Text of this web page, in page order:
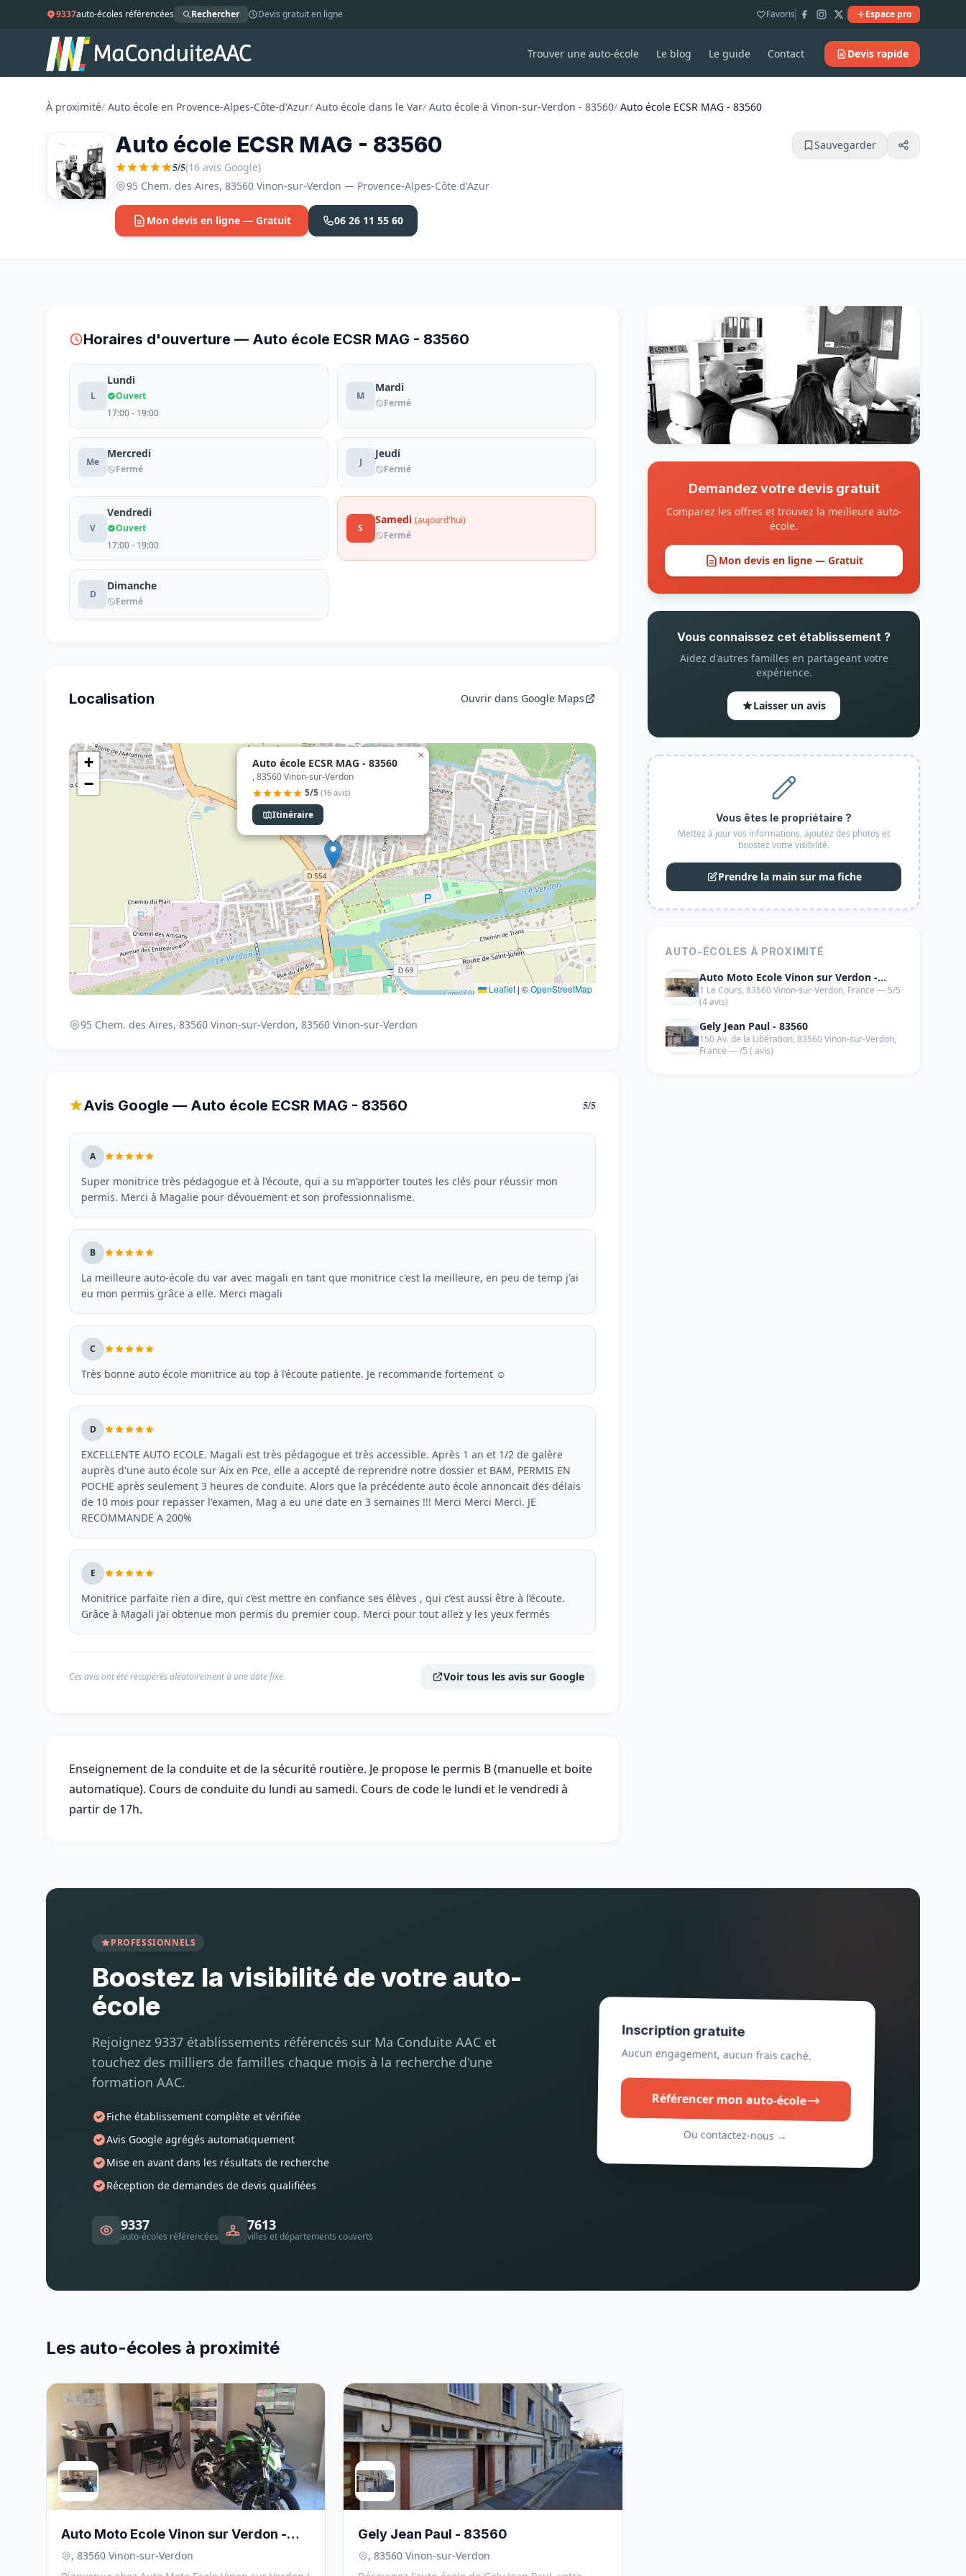
9337auto-écoles référencées Rechercher Devis gratuit en ligne Favoris Espace pro
Trouver une auto-école Le blog Le guide Contact Devis rapide
À proximité/ Auto école en Provence-Alpes-Côte-d'Azur/ Auto école dans le Var/ Auto école à Vinon-sur-Verdon - 83560/ Auto école ECSR MAG - 83560
Auto école ECSR MAG - 83560
5/5(16 avis Google)
95 Chem. des Aires, 83560 Vinon-sur-Verdon — Provence-Alpes-Côte d'Azur
Sauvegarder
Mon devis en ligne — Gratuit 06 26 11 55 60
Horaires d'ouverture — Auto école ECSR MAG - 83560
L
Lundi
Ouvert
17:00 - 19:00
M
Mardi
Fermé
Me
Mercredi
Fermé
J
Jeudi
Fermé
V
Vendredi
Ouvert
17:00 - 19:00
S
Samedi (aujourd'hui)
Fermé
D
Dimanche
Fermé
Localisation Ouvrir dans Google Maps
Auto école ECSR MAG - 83560
, 83560 Vinon-sur-Verdon
5/5 (16 avis)
Itinéraire
×
+
−
Leaflet | ©OpenStreetMap
95 Chem. des Aires, 83560 Vinon-sur-Verdon, 83560 Vinon-sur-Verdon
Avis Google — Auto école ECSR MAG - 83560 5/5
A
Super monitrice très pédagogue et à l'écoute, qui a su m'apporter toutes les clés pour réussir mon
permis. Merci à Magalie pour dévouement et son professionnalisme.
B
La meilleure auto-école du var avec magali en tant que monitrice c'est la meilleure, en peu de temp j'ai
eu mon permis grâce a elle. Merci magali
C
Très bonne auto école monitrice au top à l’écoute patiente. Je recommande fortement ☺️
D
EXCELLENTE AUTO ECOLE. Magali est très pédagogue et très accessible. Après 1 an et 1/2 de galère
auprès d'une auto école sur Aix en Pce, elle a accepté de reprendre notre dossier et BAM, PERMIS EN
POCHE après seulement 3 heures de conduite. Alors que la précédente auto école annoncait des délais
de 10 mois pour repasser l'examen, Mag a eu une date en 3 semaines !!! Merci Merci Merci. JE
RECOMMANDE A 200%
E
Monitrice parfaite rien a dire, qui c’est mettre en confiance ses élèves , qui c’est aussi être à l’écoute.
Grâce à Magali j’ai obtenue mon permis du premier coup. Merci pour tout allez y les yeux fermés
Ces avis ont été récupérés aléatoirement à une date fixe. Voir tous les avis sur Google
Enseignement de la conduite et de la sécurité routière. Je propose le permis B (manuelle et boite
automatique). Cours de conduite du lundi au samedi. Cours de code le lundi et le vendredi à
partir de 17h.
Demandez votre devis gratuit
Comparez les offres et trouvez la meilleure auto-
école.
Mon devis en ligne — Gratuit
Vous connaissez cet établissement ?
Aidez d'autres familles en partageant votre
expérience.
Laisser un avis
Vous êtes le propriétaire ?
Mettez à jour vos informations, ajoutez des photos et
boostez votre visibilité.
Prendre la main sur ma fiche
AUTO-ÉCOLES À PROXIMITÉ
Auto Moto Ecole Vinon sur Verdon -
83560
1 Le Cours, 83560 Vinon-sur-Verdon, France — 5/5
(4 avis)
Gely Jean Paul - 83560
150 Av. de la Libération, 83560 Vinon-sur-Verdon,
France — /5 ( avis)
PROFESSIONNELS
Boostez la visibilité de votre auto-
école
Rejoignez 9337 établissements référencés sur Ma Conduite AAC et
touchez des milliers de familles chaque mois à la recherche d'une
formation AAC.
Fiche établissement complète et vérifiée
Avis Google agrégés automatiquement
Mise en avant dans les résultats de recherche
Réception de demandes de devis qualifiées
9337
auto-écoles référencées
7613
villes et départements couverts
Inscription gratuite
Aucun engagement, aucun frais caché.
Référencer mon auto-école
Ou contactez-nous →
Les auto-écoles à proximité
Auto Moto Ecole Vinon sur Verdon -
83560
, 83560 Vinon-sur-Verdon
Gely Jean Paul - 83560
, 83560 Vinon-sur-Verdon